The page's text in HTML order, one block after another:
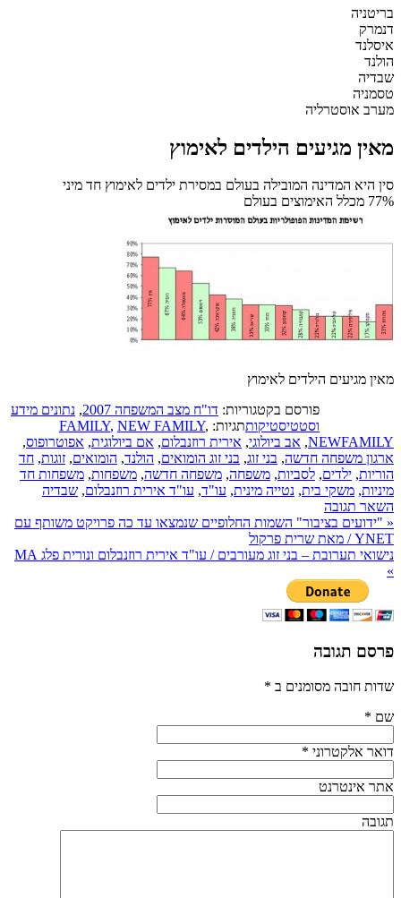
בריטניה
דנמרק
איסלנד
הולנד
שבדיה
טסמניה
מערב אוסטרליה
מאין מגיעים הילדים לאימוץ
סין היא המדינה המובילה בעולם במסירת ילדים לאימוץ חד מיני
77% מכלל האימוצים בעולם
מאין מגיעים הילדים לאימוץ
פורסם בקטגוריות: דו"ח מצב המשפחה 2007 , נתונים מידע
וסטטיסטיקותתגיות: FAMILY, NEW FAMILY,
NEWFAMILY
, אב ביולוגי, אירית רוזנבלום, אם ביולוגית, אפוטרופוס,
ארגון משפחה חדשה, בני זוג, בני זוג הומואים, הולנד, הומואים, זוגות, חד
הוריות, ילדים, לסביות, משפחה, משפחה חדשה, משפחות, משפחות חד
מיניות, משקי בית, נטייה מינית, עו"ד, עו"ד אירית רוזנבלום, שבדיה
השאר תגובה
« "ידועים בציבור" השמות החלופיים שנמצאו עד כה פרויקט משותף עם
YNET / מאת שרית פרקול
נישואי תערובת – בני זוג מעורבים / עו"ד אירית רוזנבלום ונורית פלג MA
»
פרסם תגובה
שדות חובה מסומנים ב *
שם *
דואר אלקטרוני *
אתר אינטרנט
תגובה